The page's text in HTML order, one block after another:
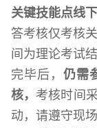
关键技能点线
答考核仅考核
间为理论考试
完毕后， 仍需
核， 考核时间
动，请遵守现